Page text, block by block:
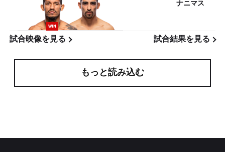
WIN
ナニマス
試合映像を見る 試合結果を見る
もっと読み込む